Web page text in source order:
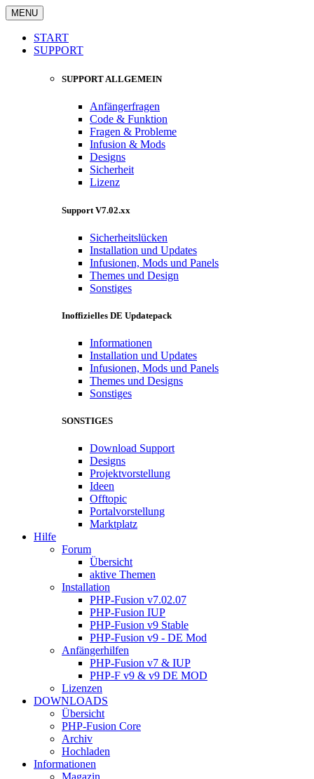
MENU
START
SUPPORT
SUPPORT ALLGEMEIN
Anfängerfragen
Code & Funktion
Fragen & Probleme
Infusion & Mods
Designs
Sicherheit
Lizenz
Support V7.02.xx
Sicherheitslücken
Installation und Updates
Infusionen, Mods und Panels
Themes und Design
Sonstiges
Inoffizielles DE Updatepack
Informationen
Installation und Updates
Infusionen, Mods und Panels
Themes und Designs
Sonstiges
SONSTIGES
Download Support
Designs
Projektvorstellung
Ideen
Offtopic
Portalvorstellung
Marktplatz
Hilfe
Forum
Übersicht
aktive Themen
Installation
PHP-Fusion v7.02.07
PHP-Fusion IUP
PHP-Fusion v9 Stable
PHP-Fusion v9 - DE Mod
Anfängerhilfen
PHP-Fusion v7 & IUP
PHP-F v9 & v9 DE MOD
Lizenzen
DOWNLOADS
Übersicht
PHP-Fusion Core
Archiv
Hochladen
Informationen